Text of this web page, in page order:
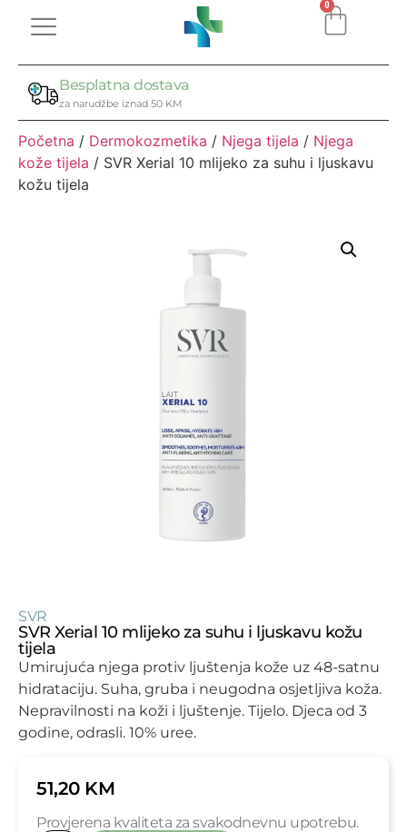
0
Besplatna dostava
za narudžbe iznad 50 KM
Početna / Dermokozmetika / Njega tijela / Njega
kože tijela / SVR Xerial 10 mlijeko za suhu i ljuskavu
kožu tijela
SVR
SVR Xerial 10 mlijeko za suhu i ljuskavu kožu
tijela
Umirujuća njega protiv ljuštenja kože uz 48-satnu
hidrataciju. Suha, gruba i neugodna osjetljiva koža.
Nepravilnosti na koži i ljuštenje. Tijelo. Djeca od 3
godine, odrasli. 10% uree.
51,20 KM
Provjerena kvaliteta za svakodnevnu upotrebu.